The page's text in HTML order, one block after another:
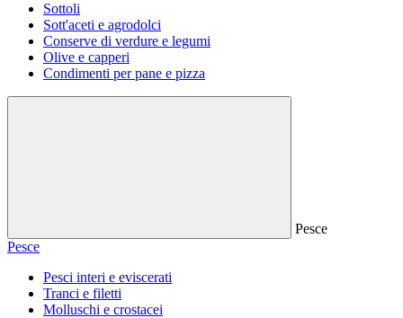
Sottoli
Sott'aceti e agrodolci
Conserve di verdure e legumi
Olive e capperi
Condimenti per pane e pizza
Pesce
Pesce
Pesci interi e eviscerati
Tranci e filetti
Molluschi e crostacei